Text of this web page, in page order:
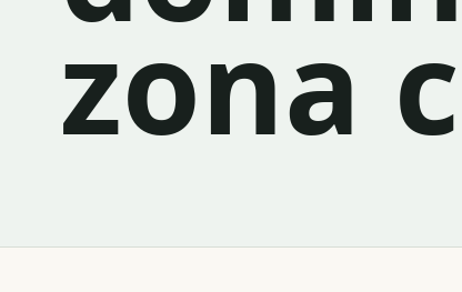
zona